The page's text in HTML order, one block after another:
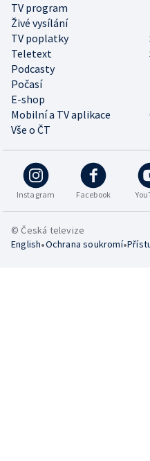
TV program
Živé vysílání
TV poplatky
Teletext
Podcasty
Počasí
E-shop
Mobilní a TV aplikace
Vše o ČT
Instagram Facebook
© Česká televize
English•Ochrana soukromí•